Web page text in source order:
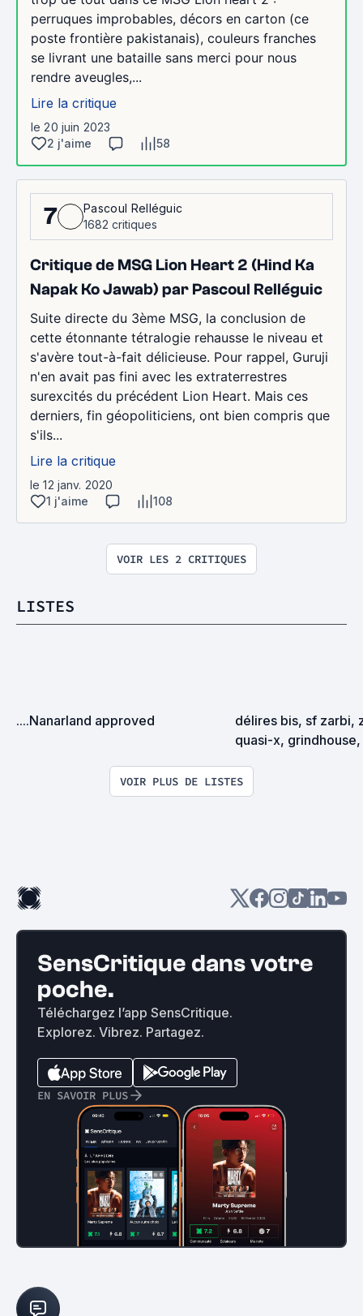
perruques improbables, décors en carton (ce
poste frontière pakistanais), couleurs franches
se livrant une bataille sans merci pour nous
rendre aveugles,...
Lire la critique
le 20 juin 2023
2 j'aime
58
7
Pascoul Relléguic
1682 critiques
Critique de MSG Lion Heart 2 (Hind Ka
Napak Ko Jawab) par Pascoul Relléguic
Suite directe du 3ème MSG, la conclusion de
cette étonnante tétralogie rehausse le niveau et
s'avère tout-à-fait délicieuse. Pour rappel, Guruji
n'en avait pas fini avec les extraterrestres
surexcités du précédent Lion Heart. Mais ces
derniers, fin géopoliticiens, ont bien compris que
s'ils...
Lire la critique
le 12 janv. 2020
1 j'aime
108
VOIR LES 2 CRITIQUES
LISTES
....Nanarland approved
délires bis, sf zarbi,
quasi-x,
VOIR PLUS DE LISTES
SensCritique dans votre
poche.
Téléchargez l’app SensCritique.
Explorez. Vibrez. Partagez.
EN SAVOIR PLUS